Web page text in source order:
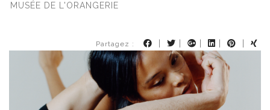
MUSÉE DE L'ORANGERIE
Partagez :